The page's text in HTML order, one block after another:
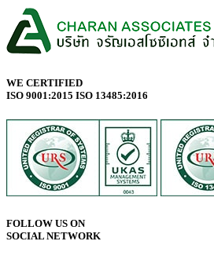
WE CERTIFIED
ISO 9001:2015 ISO 13485:2016
FOLLOW US ON
SOCIAL NETWORK